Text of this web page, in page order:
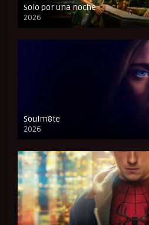
Solo por una noche
2026
CAM
Soulm8te
2026
FULL HD